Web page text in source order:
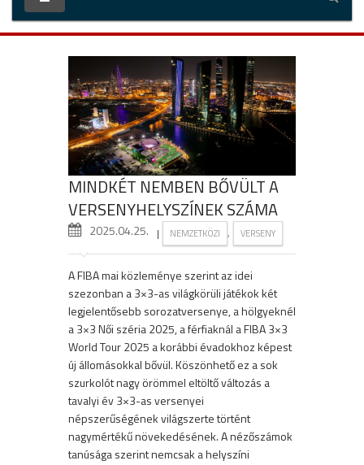
MINDKÉT NEMBEN BŐVÜLT A
VERSENYHELYSZÍNEK SZÁMA
2025.04.25. | NEMZETKÖZI , VERSENY
A FIBA mai közleménye szerint az idei
szezonban a 3×3-as világkörüli játékok két
legjelentősebb sorozatversenye, a hölgyeknél
a 3×3 Női széria 2025, a férfiaknál a FIBA 3×3
World Tour 2025 a korábbi évadokhoz képest
új állomásokkal bővül. Köszönhető ez a sok
szurkolót nagy örömmel eltöltő változás a
tavalyi év 3×3-as versenyei
népszerűségének világszerte történt
nagymértékű növekedésének. A nézőszámok
tanúsága szerint nemcsak a helyszíni